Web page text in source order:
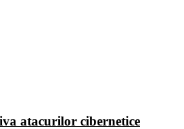
atacurilor cibernetice